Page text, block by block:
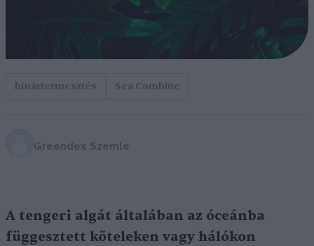
hínártermesztés Sea Combine
Greendex Szemle
A tengeri algát általában az óceánba
függesztett köteleken vagy hálókon